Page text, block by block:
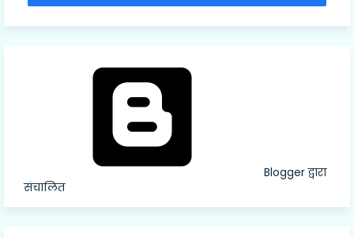
Blogger द्वारा
संचालित